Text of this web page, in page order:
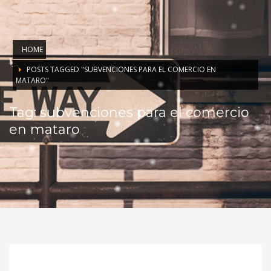
HOME
POSTS TAGGED "SUBVENCIONES PARA EL COMERCIO EN
MATARO"
Tag: subvenciones para el comercio
en mataro